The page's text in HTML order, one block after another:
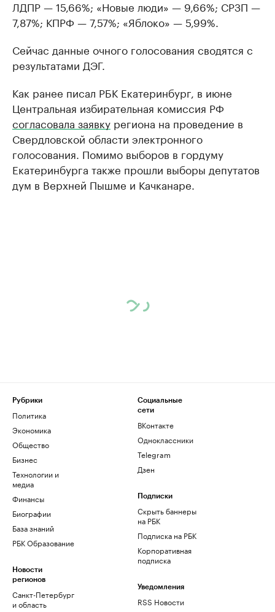
ЛДПР — 15,66%; «Новые люди» — 9,66%; СРЗП —
7,87%; КПРФ — 7,57%; «Яблоко» — 5,99%.
Сейчас данные очного голосования сводятся с
результатами ДЭГ.
Как ранее писал РБК Екатеринбург, в июне
Центральная избирательная комиссия РФ
согласовала заявку региона на проведение в
Свердловской области электронного
голосования. Помимо выборов в гордуму
Екатеринбурга также прошли выборы депутатов
дум в Верхней Пышме и Качканаре.
Рубрики
Политика
Экономика
Общество
Бизнес
Технологии и
медиа
Финансы
Биографии
База знаний
РБК Образование
Новости
регионов
Санкт-Петербург
и область
Социальные
сети
ВКонтакте
Одноклассники
Telegram
Дзен
Подписки
Скрыть баннеры
на РБК
Подписка на РБК
Корпоративная
подписка
Уведомления
RSS Новости